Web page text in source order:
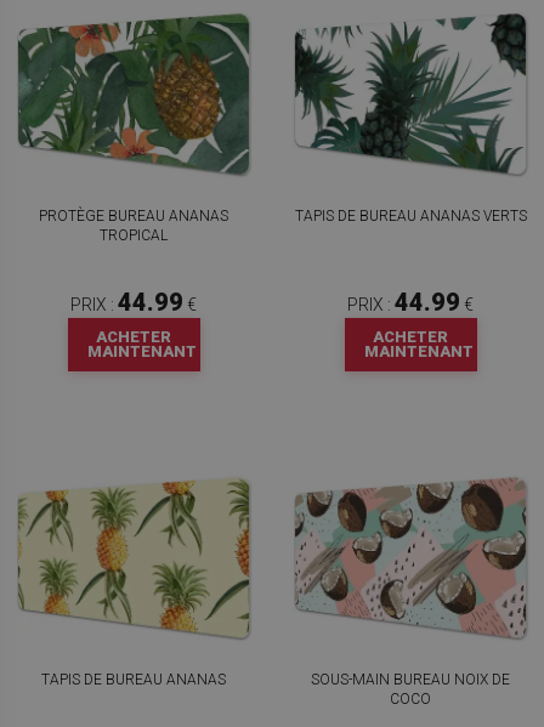
PROTÈGE BUREAU ANANAS
TROPICAL
PRIX : 44.99 €
ACHETER
MAINTENANT
TAPIS DE BUREAU ANANAS VERTS
PRIX : 44.99 €
ACHETER
MAINTENANT
TAPIS DE BUREAU ANANAS
SOUS-MAIN BUREAU NOIX DE
COCO